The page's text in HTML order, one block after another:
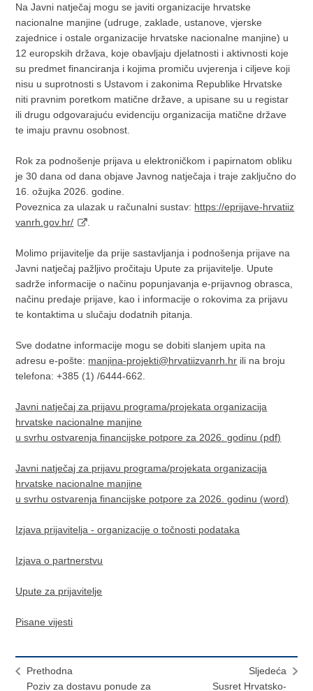
Na Javni natječaj mogu se javiti organizacije hrvatske
nacionalne manjine (udruge, zaklade, ustanove, vjerske
zajednice i ostale organizacije hrvatske nacionalne manjine) u
12 europskih država, koje obavljaju djelatnosti i aktivnosti koje
su predmet financiranja i kojima promiču uvjerenja i ciljeve koji
nisu u suprotnosti s Ustavom i zakonima Republike Hrvatske
niti pravnim poretkom matične države, a upisane su u registar
ili drugu odgovarajuću evidenciju organizacija matične države
te imaju pravnu osobnost.
Rok za podnošenje prijava u elektroničkom i papirnatom obliku
je 30 dana od dana objave Javnog natječaja i traje zaključno do
16. ožujka 2026. godine.
Poveznica za ulazak u računalni sustav: https://eprijave-hrvatiiz
vanrh.gov.hr/
Molimo prijavitelje da prije sastavljanja i podnošenja prijave na
Javni natječaj pažljivo pročitaju Upute za prijavitelje. Upute
sadrže informacije o načinu popunjavanja e-prijavnog obrasca,
načinu predaje prijave, kao i informacije o rokovima za prijavu
te kontaktima u slučaju dodatnih pitanja.
Sve dodatne informacije mogu se dobiti slanjem upita na
adresu e-pošte: manjina-projekti@hrvatiizvanrh.hr ili na broju
telefona: +385 (1) /6444-662.
Javni natječaj za prijavu programa/projekata organizacija
hrvatske nacionalne manjine
u svrhu ostvarenja financijske potpore za 2026. godinu (pdf)
Javni natječaj za prijavu programa/projekata organizacija
hrvatske nacionalne manjine
u svrhu ostvarenja financijske potpore za 2026. godinu (word)
Izjava prijavitelja - organizacije o točnosti podataka
Izjava o partnerstvu
Upute za prijavitelje
Pisane vijesti
Prethodna
Poziv za dostavu ponude za
Sljedeća
​Susret Hrvatsko-